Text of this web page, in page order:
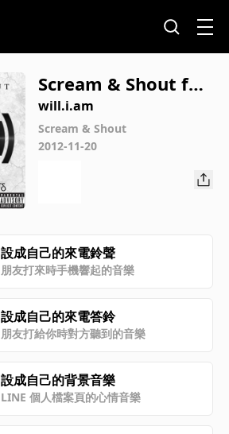
Scream & Shout fea
t.Britney Spears
will.i.am
Scream & Shout
2012-11-20
設成自己的來電鈴聲
朋友打來時手機響起的音樂
設成自己的來電答鈴
朋友打給你時對方聽到的音樂
設成自己的背景音樂
LINE 個人檔案頁的心情音樂